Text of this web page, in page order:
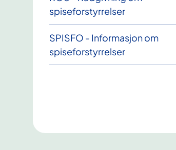
spiseforstyrrelser
SPISFO - Informasjon om
spiseforstyrrelser